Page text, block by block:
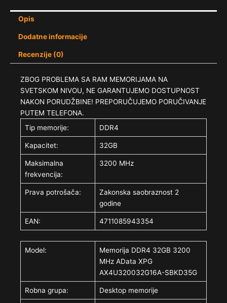
Opis
Dodatne informacije
Recenzije (0)
ZBOG PROBLEMA SA RAM MEMORIJAMA NA
SVETSKOM NIVOU, NE GARANTUJEMO DOSTUPNOST
NAKON PORUDŽBINE! PREPORUČUJEMO PORUČIVANJE
PUTEM TELEFONA.
Tip memorije:
DDR4
Kapacitet: 32GB
Maksimalna
frekvencija:
3200 MHz
Prava potrošača:
Zakonska saobraznost 2
godine
EAN: 4711085943354
Model:
Memorija DDR4 32GB 3200
MHz AData XPG
AX4U320032G16A-SBKD35G
Robna grupa: Desktop memorije